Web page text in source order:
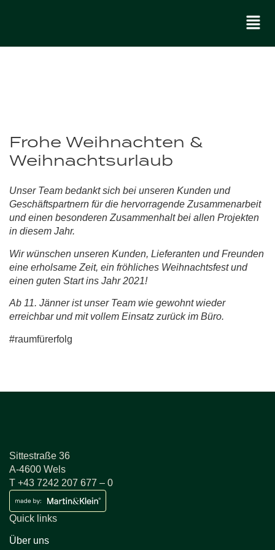
Frohe Weihnachten &
Weihnachtsurlaub
Unser Team bedankt sich bei unseren Kunden und
Geschäftspartnern für die hervorragende Zusammenarbeit
und einen besonderen Zusammenhalt bei allen Projekten
in diesem Jahr.
Wir wünschen unseren Kunden, Lieferanten und Freunden
eine erholsame Zeit, ein fröhliches Weihnachtsfest und
einen guten Start ins Jahr 2021!
Ab 11. Jänner ist unser Team wie gewohnt wieder
erreichbar und mit vollem Einsatz zurück im Büro.
#raumfürerfolg
Sittestraße 36
A-4600 Wels
T +43 7242 207 677 – 0
Quick links
Über uns